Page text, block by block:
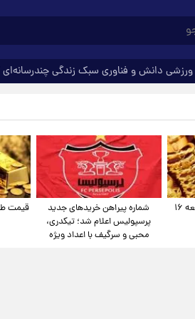
ورزشی دانش و فناوری سبک زندگیچندرسانه‌ای
قیمت طلا و سکه امروز جمعه ۱۶
شماره پیراهن خریدهای جدید
پرسپولیس اعلام شد؛ تیکدری،
محبی و سرگیف با اعداد ویژه